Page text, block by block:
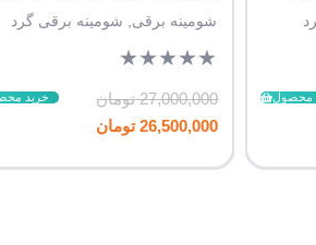
محصول
شومینه برقی شومینه برقی گرد
★
★
★
★
★
27,000,000 تومان
26,500,000 تومان
خرید